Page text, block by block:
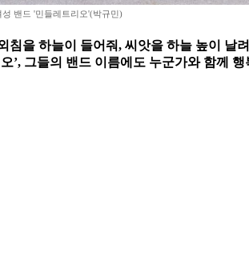
밴드 '민들레트리오'(박규민)
을 하늘이 들어줘, 씨앗을 하늘 높이 날
’, 그들의 밴드 이름에도 누군가와 함께